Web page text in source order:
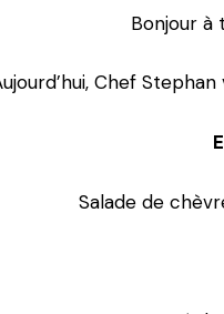
Bonjour à
Chef
Salade de